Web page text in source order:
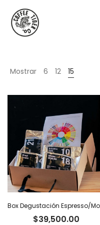
Mostrar 6 12 15
$39,500.00